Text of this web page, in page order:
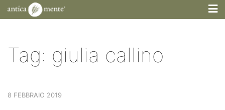
Tag: giulia callino
8 FEBBRAIO 2019